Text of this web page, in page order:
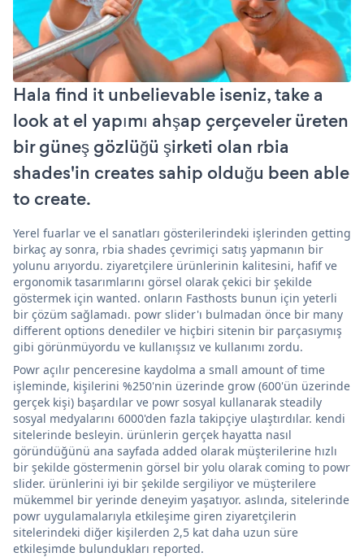
Hala find it unbelievable iseniz, take a
look at el yapımı ahşap çerçeveler üreten
bir güneş gözlüğü şirketi olan rbia
shades'in creates sahip olduğu been able
to create.
Yerel fuarlar ve el sanatları gösterilerindeki işlerinden getting
birkaç ay sonra, rbia shades çevrimiçi satış yapmanın bir
yolunu arıyordu. ziyaretçilere ürünlerinin kalitesini, hafif ve
ergonomik tasarımlarını görsel olarak çekici bir şekilde
göstermek için wanted. onların Fasthosts bunun için yeterli
bir çözüm sağlamadı. powr slider'ı bulmadan önce bir many
different options denediler ve hiçbiri sitenin bir parçasıymış
gibi görünmüyordu ve kullanışsız ve kullanımı zordu.
Powr açılır penceresine kaydolma a small amount of time
işleminde, kişilerini %250'nin üzerinde grow (600'ün üzerinde
gerçek kişi) başardılar ve powr sosyal kullanarak steadily
sosyal medyalarını 6000'den fazla takipçiye ulaştırdılar. kendi
sitelerinde besleyin. ürünlerin gerçek hayatta nasıl
göründüğünü ana sayfada added olarak müşterilerine hızlı
bir şekilde göstermenin görsel bir yolu olarak coming to powr
slider. ürünlerini iyi bir şekilde sergiliyor ve müşterilere
mükemmel bir yerinde deneyim yaşatıyor. aslında, sitelerinde
powr uygulamalarıyla etkileşime giren ziyaretçilerin
sitelerindeki diğer kişilerden 2,5 kat daha uzun süre
etkileşimde bulundukları reported.